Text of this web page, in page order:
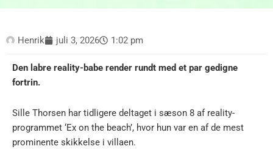
Henrik juli 3, 2026 1:02 pm
Den labre reality-babe render rundt med et par gedigne
fortrin.
Sille Thorsen har tidligere deltaget i sæson 8 af reality-
programmet ‘Ex on the beach’, hvor hun var en af de mest
prominente skikkelse i villaen.